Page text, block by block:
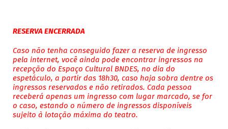
RESERVA ENCERRADA
Caso não tenha conseguido fazer a reserva de ingresso
pela internet, você ainda pode encontrar ingressos na
recepção do Espaço Cultural BNDES, no dia do
espetáculo, a partir das 18h30, caso haja sobra dentre os
ingressos reservados e não retirados. Cada pessoa
receberá apenas um ingresso com lugar marcado, se for
o caso, estando o número de ingressos disponíveis
sujeito à lotação máxima do teatro.